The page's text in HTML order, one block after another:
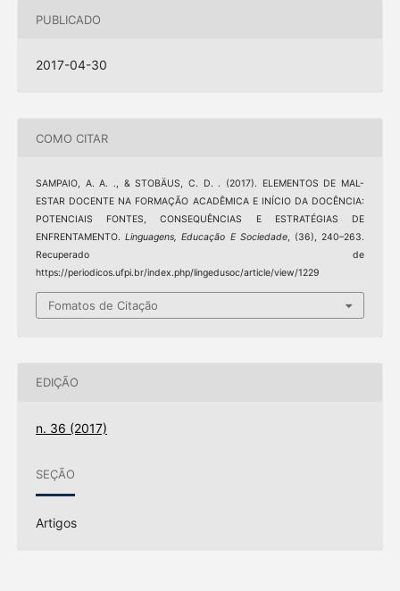
PUBLICADO
2017-04-30
COMO CITAR
SAMPAIO, A. A. ., & STOBÄUS, C. D. . (2017). ELEMENTOS DE MAL-
ESTAR DOCENTE NA FORMAÇÃO ACADÊMICA E INÍCIO DA DOCÊNCIA:
POTENCIAIS FONTES, CONSEQUÊNCIAS E ESTRATÉGIAS DE
ENFRENTAMENTO.Linguagens, Educação E Sociedade, (36), 240–263.
Recuperado de
https://periodicos.ufpi.br/index.php/lingedusoc/article/view/1229
Fomatos de Citação
EDIÇÃO
n. 36 (2017)
SEÇÃO
Artigos